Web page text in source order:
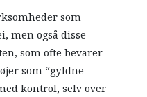
som
men også disse
som ofte bevarer
som “gyldne
kontrol, selv over